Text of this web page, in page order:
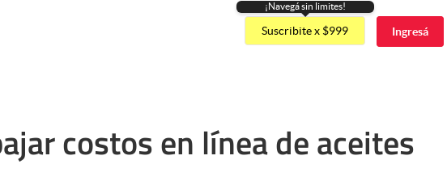
Argentina
España
Uruguay
¡Navegá sin limites!
Suscribite x $999 Ingresá
costos en línea de aceites